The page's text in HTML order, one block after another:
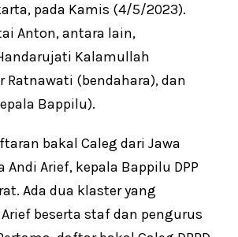
pada Kamis (4/5/2023).
Anton, antara lain,
Kalamullah
Ratnawati (bendahara), dan
Bappilu).
bakal Caleg dari Jawa
Arief, kepala Bappilu DPP
Ada dua klaster yang
beserta staf dan pengurus